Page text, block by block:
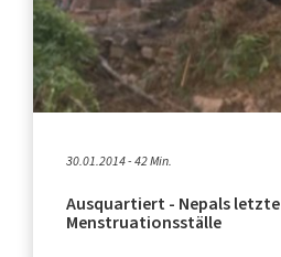
30.01.2014 - 42 Min.
Ausquartiert - Nepals letzte
Menstruationsställe